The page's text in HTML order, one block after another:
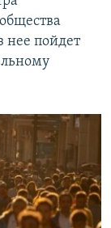
нее пойдет